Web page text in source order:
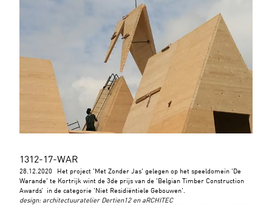
1312-17-WAR
28.12.2020
Het project 'Met Zonder Jas' gelegen op het speeldomein 'De
Warande' te Kortrijk wint de 3de prijs van de 'Belgian Timber Construction
Awards’ in de categorie 'Niet Residiëntiele Gebouwen'.
design: architectuuratelier Dertien12 en aRCHITEC